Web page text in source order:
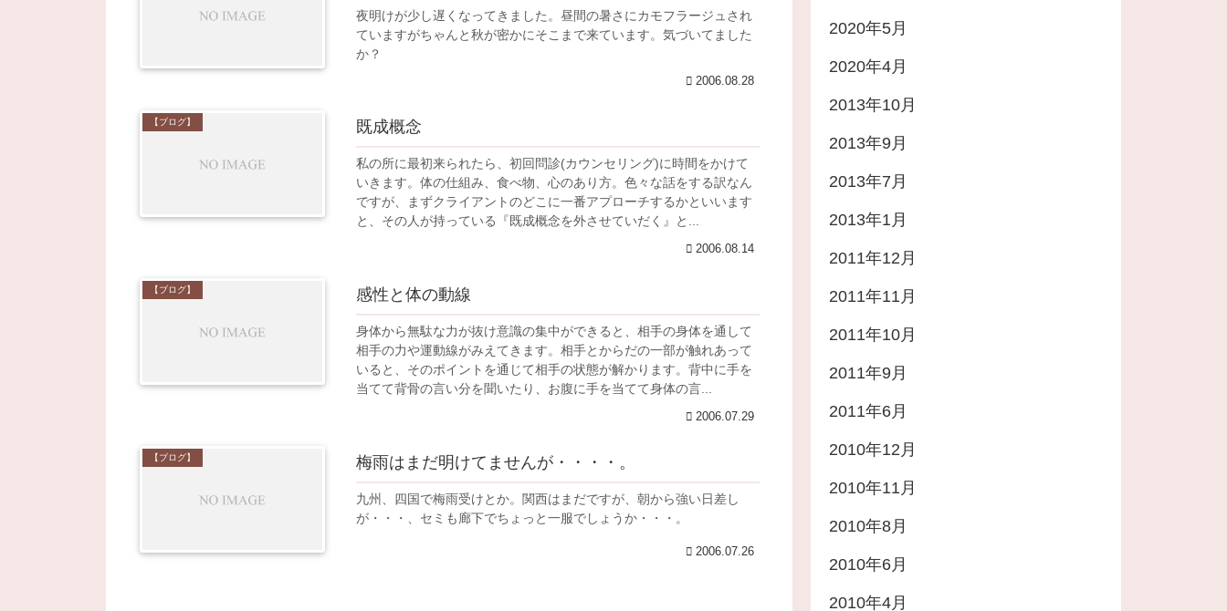
夜明けが少し遅くなってきました。昼間の暑さにカモフラージュされ
ていますがちゃんと秋が密かにそこまで来ています。気づいてました
か？
2006.08.28
【ブログ】 既成概念
私の所に最初来られたら、初回問診(カウンセリング)に時間をかけて
いきます。体の仕組み、食べ物、心のあり方。色々な話をする訳なん
ですが、まずクライアントのどこに一番アプローチするかといいます
と、その人が持っている『既成概念を外させていだく』と...
2006.08.14
【ブログ】 感性と体の動線
身体から無駄な力が抜け意識の集中ができると、相手の身体を通して
相手の力や運動線がみえてきます。相手とからだの一部が触れあって
いると、そのポイントを通じて相手の状態が解かります。背中に手を
当てて背骨の言い分を聞いたり、お腹に手を当てて身体の言...
2006.07.29
【ブログ】 梅雨はまだ明けてませんが・・・・。
九州、四国で梅雨受けとか。関西はまだですが、朝から強い日差し
が・・・、セミも廊下でちょっと一服でしょうか・・・。
2006.07.26
2020年5月
2020年4月
2013年10月
2013年9月
2013年7月
2013年1月
2011年12月
2011年11月
2011年10月
2011年9月
2011年6月
2010年12月
2010年11月
2010年8月
2010年6月
2010年4月